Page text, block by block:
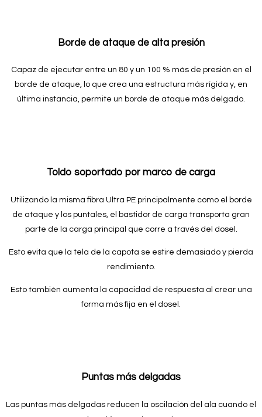
Borde de ataque de alta presión
Capaz de ejecutar entre un 80 y un 100 % más de presión en el
borde de ataque, lo que crea una estructura más rígida y, en
última instancia, permite un borde de ataque más delgado.
Toldo soportado por marco de carga
Utilizando la misma fibra Ultra PE principalmente como el borde
de ataque y los puntales, el bastidor de carga transporta gran
parte de la carga principal que corre a través del dosel.
Esto evita que la tela de la capota se estire demasiado y pierda
rendimiento.
Esto también aumenta la capacidad de respuesta al crear una
forma más fija en el dosel.
Puntas más delgadas
Las puntas más delgadas reducen la oscilación del ala cuando el